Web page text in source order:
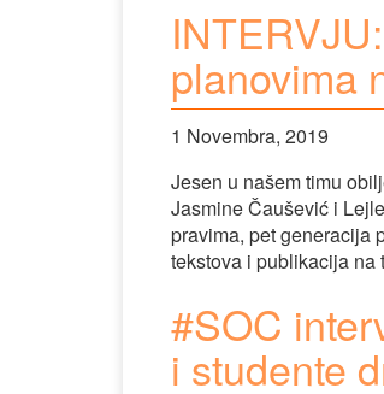
planovima
1 Novembra, 2019
Jesen u našem timu
Jasmine Čaušević i
pravima, pet generacija
tekstova i publikacija
#SOC
i studente